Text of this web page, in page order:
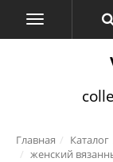
Главная Каталог
женский